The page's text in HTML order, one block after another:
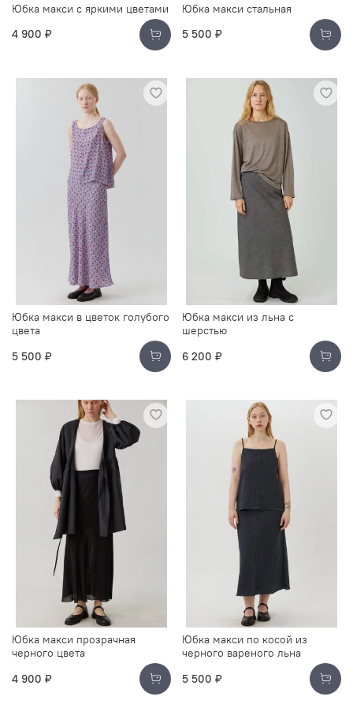
Юбка макси с яркими цветами
4 900 ₽
Юбка макси стальная
5 500 ₽
Юбка макси в цветок голубого
цвета
5 500 ₽
Юбка макси из льна с
шерстью
6 200 ₽
Юбка макси прозрачная
черного цвета
4 900 ₽
Юбка макси по косой из
черного вареного льна
5 500 ₽